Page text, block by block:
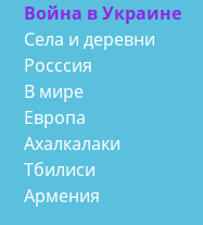
Война в Украине
Села и деревни
Росссия
В мире
Европа
Ахалкалаки
Тбилиси
Армения